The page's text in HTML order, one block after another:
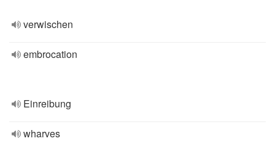
verwischen
embrocation
Einreibung
wharves